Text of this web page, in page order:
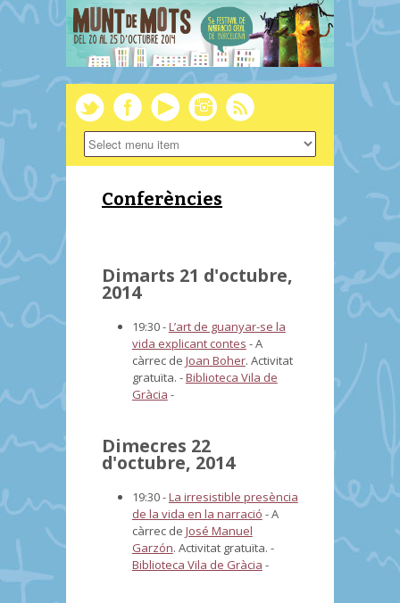
Conferències
Dimarts 21 d'octubre,
2014
19:30 -L’art de guanyar-se la
vida explicant contes -A
càrrec de Joan Boher. Activitat
gratuïta. -Biblioteca Vila de
Gràcia -
Dimecres 22
d'octubre, 2014
19:30 -La irresistible presència
de la vida en la narració -A
càrrec de José Manuel
Garzón. Activitat gratuïta. -
Biblioteca Vila de Gràcia -